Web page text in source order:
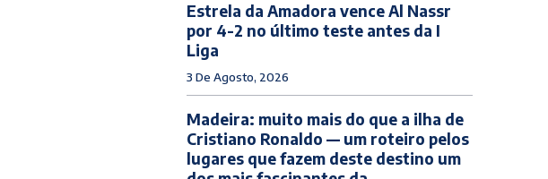
Estrela da Amadora vence Al Nassr
por 4-2 no último teste antes da I
Liga
3 De Agosto, 2026
Madeira: muito mais do que a ilha de
Cristiano Ronaldo — um roteiro pelos
lugares que fazem deste destino um